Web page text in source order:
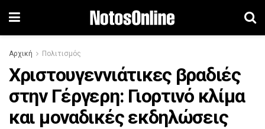
Αρχική Πολιτισμός
Χριστουγεννιάτικες βραδιές
στην Γέργερη: Γιορτινό κλίμα
και μοναδικές εκδηλώσεις